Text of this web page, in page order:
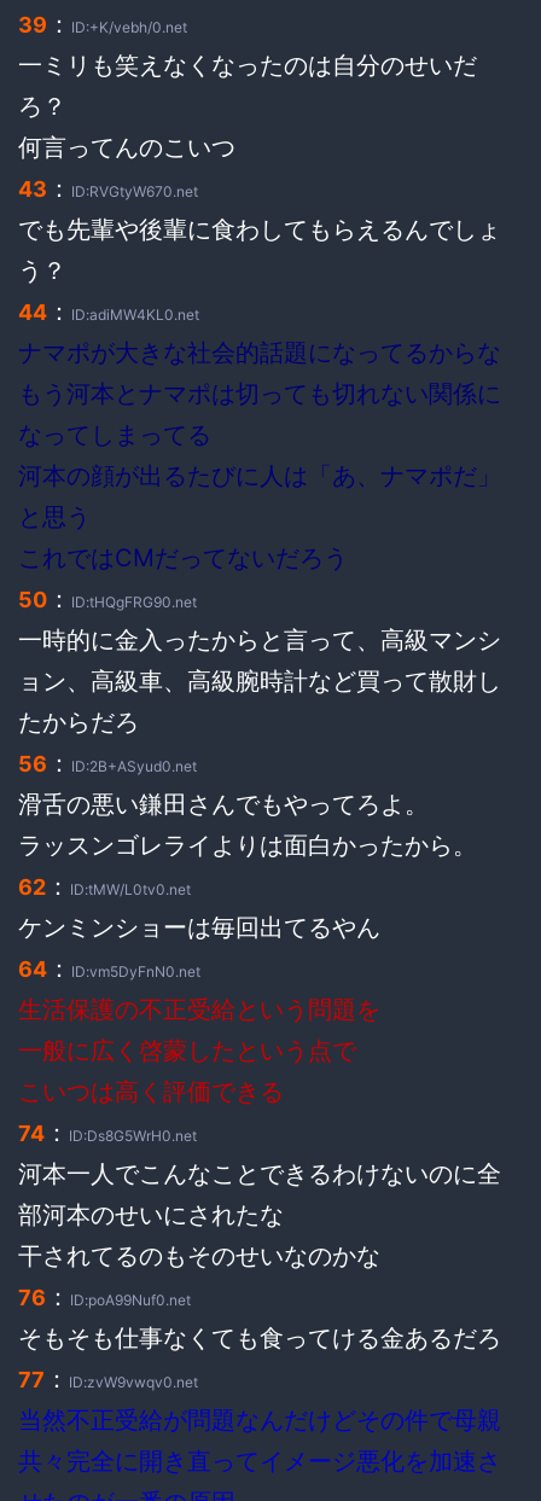
39 ： ID:+K/vebh/0.net
一ミリも笑えなくなったのは自分のせいだ
ろ？
何言ってんのこいつ
43 ： ID:RVGtyW670.net
でも先輩や後輩に食わしてもらえるんでしょ
う？
44 ： ID:adiMW4KL0.net
ナマポが大きな社会的話題になってるからな
もう河本とナマポは切っても切れない関係に
なってしまってる
河本の顔が出るたびに人は「あ、ナマポだ」
と思う
これではCMだってないだろう
50 ： ID:tHQgFRG90.net
一時的に金入ったからと言って、高級マンシ
ョン、高級車、高級腕時計など買って散財し
たからだろ
56 ： ID:2B+ASyud0.net
滑舌の悪い鎌田さんでもやってろよ。
ラッスンゴレライよりは面白かったから。
62 ： ID:tMW/L0tv0.net
ケンミンショーは毎回出てるやん
64 ： ID:vm5DyFnN0.net
生活保護の不正受給という問題を
一般に広く啓蒙したという点で
こいつは高く評価できる
74 ： ID:Ds8G5WrH0.net
河本一人でこんなことできるわけないのに全
部河本のせいにされたな
干されてるのもそのせいなのかな
76 ： ID:poA99Nuf0.net
そもそも仕事なくても食ってける金あるだろ
77 ： ID:zvW9vwqv0.net
当然不正受給が問題なんだけどその件で母親
共々完全に開き直ってイメージ悪化を加速さ